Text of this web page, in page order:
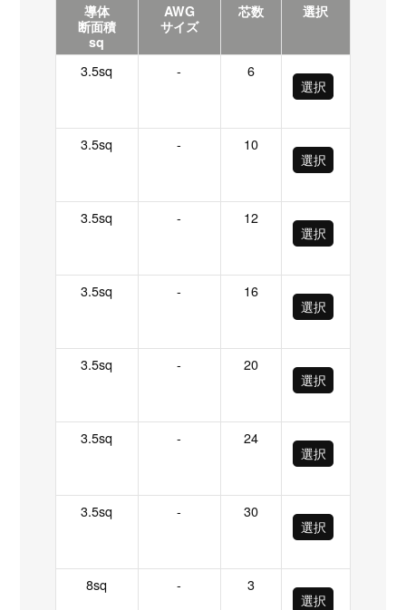
導体
断面積
sq
AWG
サイズ
芯数 選択
3.5sq -
6
選択
3.5sq -
10
選択
3.5sq -
12
選択
3.5sq -
16
選択
3.5sq -
20
選択
3.5sq -
24
選択
3.5sq -
30
選択
8sq -
3
選択